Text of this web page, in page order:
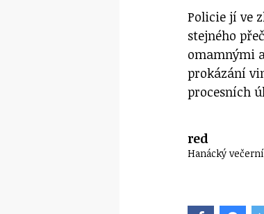
Policie jí ve
stejného
omamnými
prokázání
procesních
red
Hanácký